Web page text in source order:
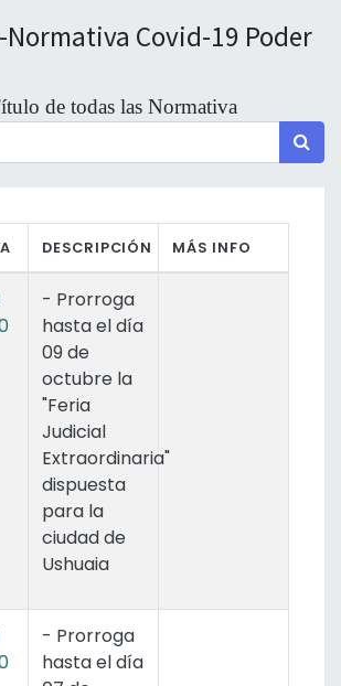
Normativa Covid-19 Poder
de todas las Normativa
DESCRIPCIÓN MÁS INFO
- Prorroga
hasta el día
09 de
octubre la
"Feria
Judicial
Extraordinaria"
dispuesta
para la
ciudad de
Ushuaia
- Prorroga
hasta el día